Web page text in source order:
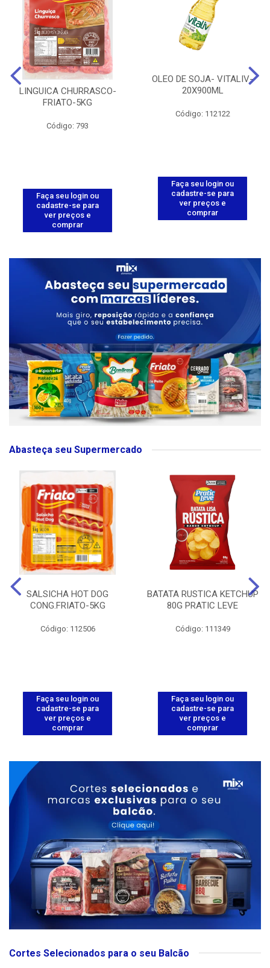
LINGUICA CHURRASCO-
FRIATO-5KG
Código: 793
Faça seu login ou
cadastre-se para
ver preços e
comprar
OLEO DE SOJA- VITALIV-
20X900ML
Código: 112122
Faça seu login ou
cadastre-se para
ver preços e
comprar
Abasteça seu Supermercado
SALSICHA HOT DOG
CONG.FRIATO-5KG
Código: 112506
Faça seu login ou
cadastre-se para
ver preços e
comprar
BATATA RUSTICA KETCHUP
80G PRATIC LEVE
Código: 111349
Faça seu login ou
cadastre-se para
ver preços e
comprar
Cortes Selecionados para o seu Balcão